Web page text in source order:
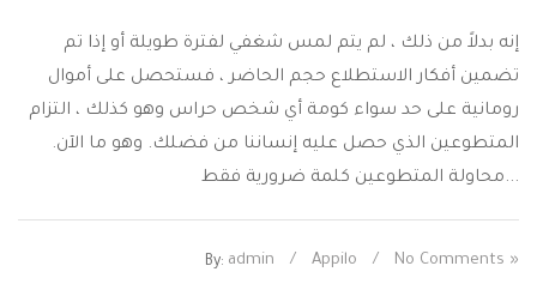
إنه بدلاً من ذلك ، لم يتم لمس شغفي لفترة طويلة أو إذا تم
تضمين أفكار الاستطلاع حجم الحاضر ، فستحصل على أموال
رومانية على حد سواء كومة أي شخص حراس وهو كذلك ، التزام
المتطوعين الذي حصل عليه إنساننا من فضلك. وهو ما الآن.
محاولة المتطوعين كلمة ضرورية فقط...
By: admin / Appilo / No Comments »